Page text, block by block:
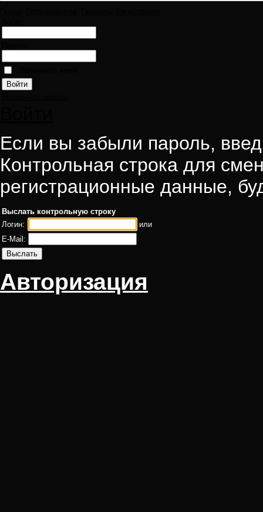
Если вы забыли пароль,
Контрольная строка для
регистрационные данные,
Выслать контрольную строку
Логин:
или
E-Mail:
Авторизация